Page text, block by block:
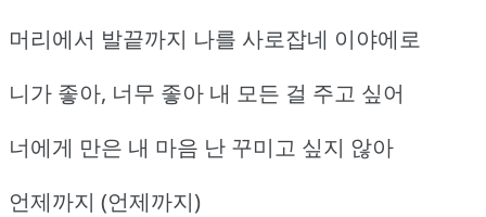
머리에서 발끝까지 나를 사로잡네 이야에로
니가 좋아, 너무 좋아 내 모든 걸 주고 싶어
너에게 만은 내 마음 난 꾸미고 싶지 않아
언제까지 (언제까지)